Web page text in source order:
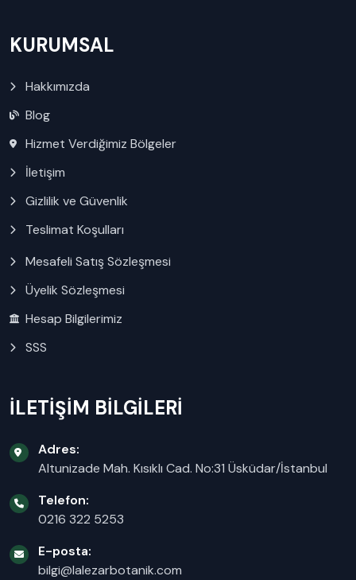
KURUMSAL
Hakkımızda
Blog
Hizmet Verdiğimiz Bölgeler
İletişim
Gizlilik ve Güvenlik
Teslimat Koşulları
Mesafeli Satış Sözleşmesi
Üyelik Sözleşmesi
Hesap Bilgilerimiz
SSS
İLETİŞİM BİLGİLERİ
Adres:
Altunizade Mah. Kısıklı Cad. No:31 Üsküdar/İstanbul
Telefon:
0216 322 5253
E-posta:
bilgi@lalezarbotanik.com